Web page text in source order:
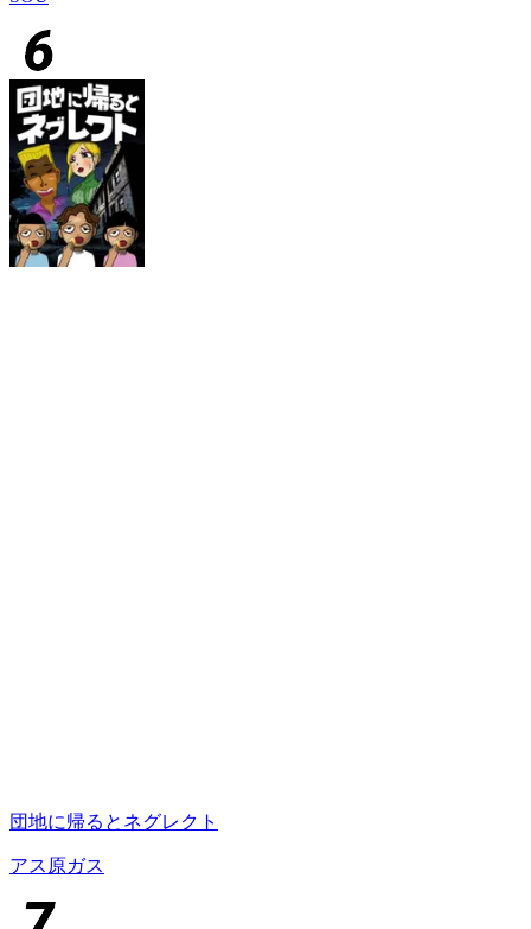
団地に帰るとネグレクト
アス原ガス